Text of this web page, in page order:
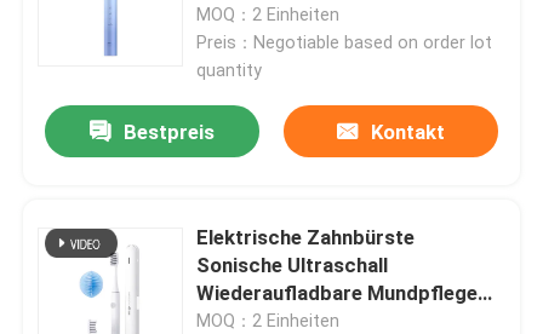
Aufladungszahnbürste USBs
MOQ：2 Einheiten
Preis：Negotiable based on order lot
quantity
Bestpreis Kontakt
Elektrische Zahnbürste
Sonische Ultraschall
Wiederaufladbare Mundpflege
Erwachsene Elektrische
MOQ：2 Einheiten